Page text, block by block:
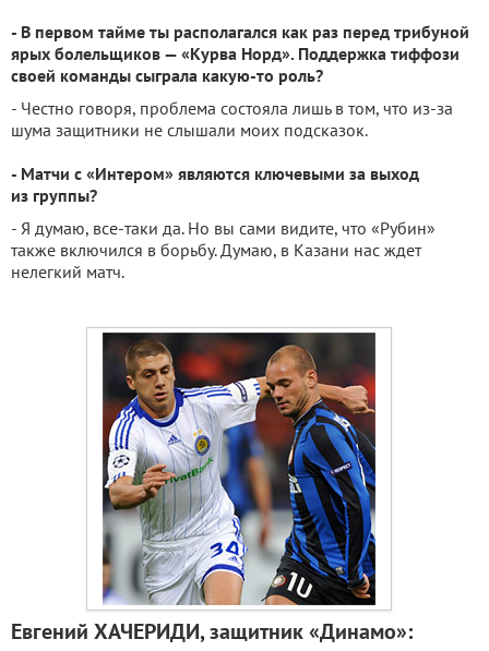
- В первом тайме ты располагался как раз перед трибуной
ярых болельщиков — «Курва Норд». Поддержка тиффози
своей команды сыграла какую-то роль?
- Честно говоря, проблема состояла лишь в том, что из-за
шума защитники не слышали моих подсказок.
- Матчи с «Интером» являются ключевыми за выход
из группы?
- Я думаю, все-таки да. Но вы сами видите, что «Рубин»
также включился в борьбу. Думаю, в Казани нас ждет
нелегкий матч.
Евгений ХАЧЕРИДИ, защитник «Динамо»: